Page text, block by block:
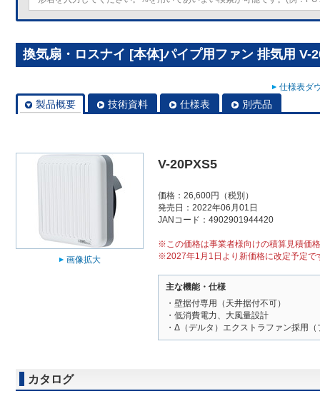
換気扇・ロスナイ [本体]パイプ用ファン 排気用 V-
仕様表ダ
製品概要 技術資料 仕様表 別売品
画像拡大
V-20PXS5
価格：26,600円（税別）
発売日：2022年06月01日
JANコード：4902901944420
※この価格は事業者様向けの積算見積価
※2027年1月1日より新価格に改定予定で
主な機能・仕様
・壁据付専用（天井据付不可）
・低消費電力、大風量設計
・Δ（デルタ）エクストラファン採用
カタログ